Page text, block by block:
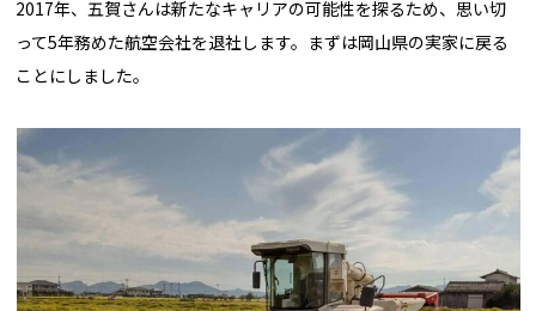
2017年、五賀さんは新たなキャリアの可能性を探るため、思い切
って5年務めた航空会社を退社します。まずは岡山県の実家に戻る
ことにしました。